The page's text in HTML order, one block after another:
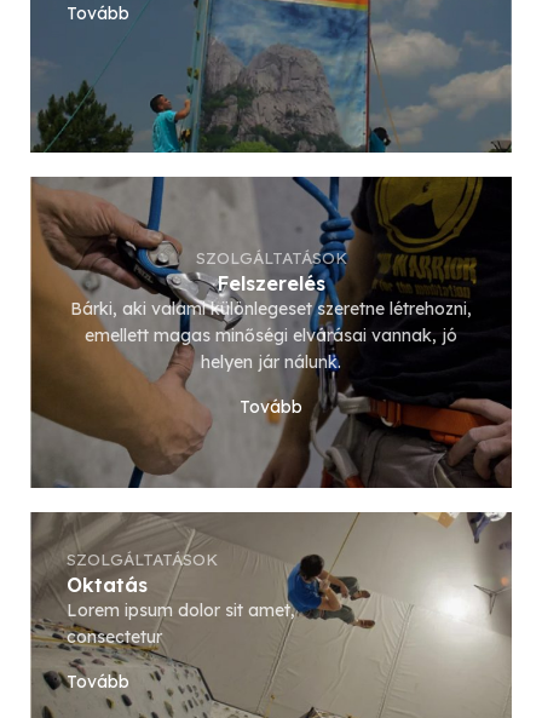
Tovább
SZOLGÁLTATÁSOK
Felszerelés
Bárki, aki valami különlegeset szeretne létrehozni,
emellett magas minőségi elvárásai vannak, jó
helyen jár nálunk.
Tovább
SZOLGÁLTATÁSOK
Oktatás
Lorem ipsum dolor sit amet,
consectetur
Tovább